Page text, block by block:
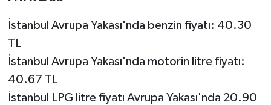
İstanbul Avrupa Yakası'nda benzin fiyatı: 40.30
TL
İstanbul Avrupa Yakası'nda motorin litre fiyatı:
40.67 TL
İstanbul LPG litre fiyatı Avrupa Yakası'nda 20.90